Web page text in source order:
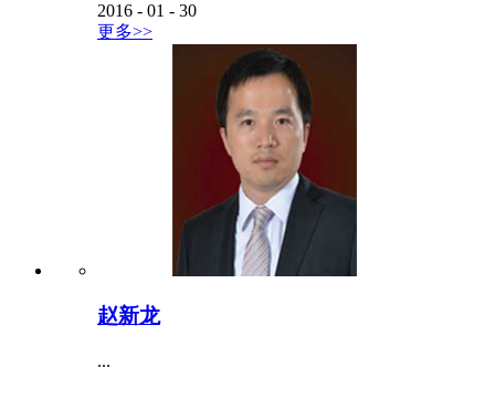
2016 - 01 - 30
更多>>
赵新龙
...